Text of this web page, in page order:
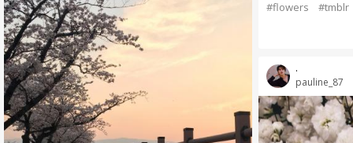
#flowers #tmblr
pauline_87
.